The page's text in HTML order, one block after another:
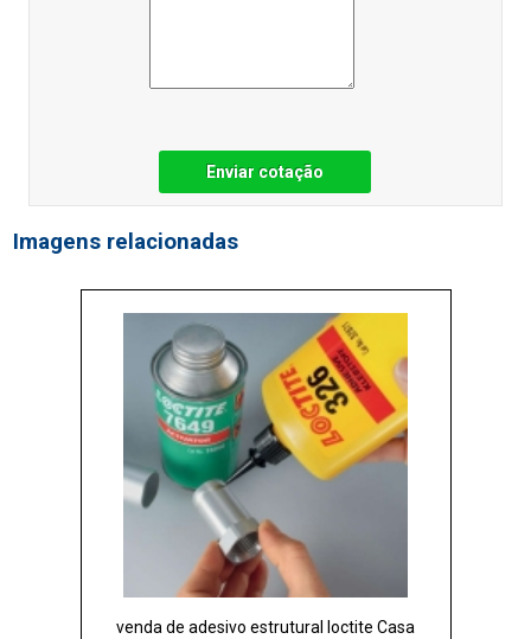
Enviar cotação
Imagens relacionadas
venda de adesivo estrutural loctite Casa